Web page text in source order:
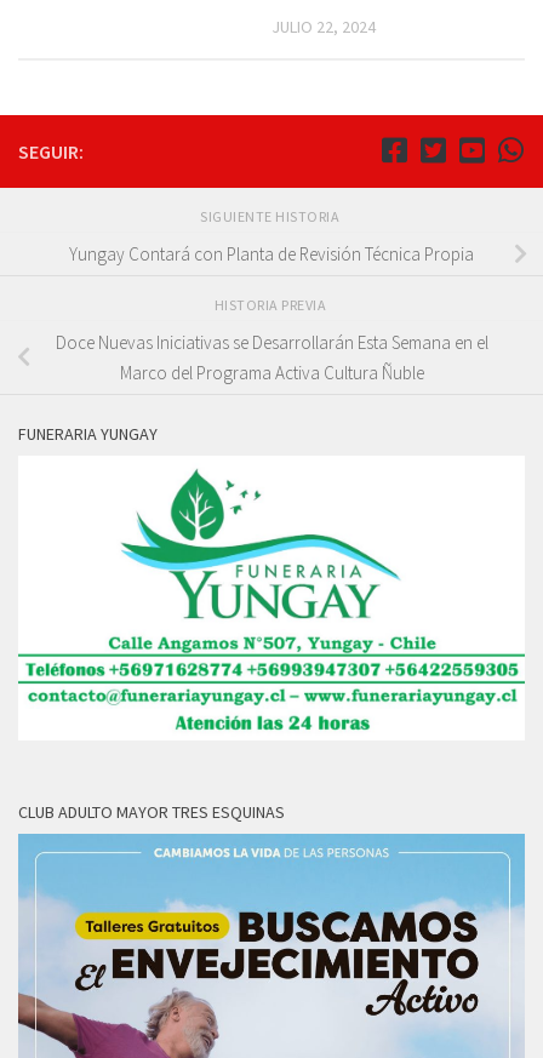
JULIO 22, 2024
SEGUIR:
SIGUIENTE HISTORIA
Yungay Contará con Planta de Revisión Técnica Propia
HISTORIA PREVIA
Doce Nuevas Iniciativas se Desarrollarán Esta Semana en el
Marco del Programa Activa Cultura Ñuble
FUNERARIA YUNGAY
CLUB ADULTO MAYOR TRES ESQUINAS